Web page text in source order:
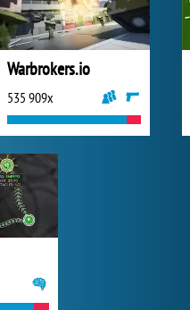
Warbrokers.io
535 909x